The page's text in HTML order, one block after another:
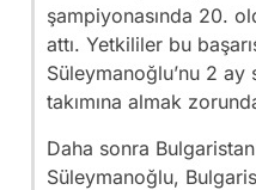
şampiyonasında 20.
attı. Yetkililer bu
Süleymanoğlu’nu 2
takımına almak
Daha sonra
Süleymanoğlu,